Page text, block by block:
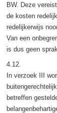
BW. Deze
de kosten
redelijkerwijs
Van een
is dus geen
4.12.
In verzoek III
betreffen